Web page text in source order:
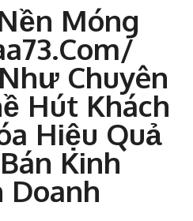
Móng
Chuyên
Hút Khách
Hiệu Quả
Kinh
Doanh